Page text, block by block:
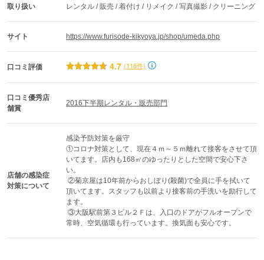
取り扱い レンタル / 販売 / 着付け / リメイク / 写真撮影 / クリーニング
サイト https://www.furisode-kikyoya.jp/shop/umeda.php
口コミ評価 4.7 (116件)
口コミ優秀店
舗賞
2016下半期レンタル・販売部門
店舗の感染症
対策について
感染予防対策を厳守
①コロナ対策として、現在４ｍ～５ｍ離れて接客をさせて頂
いてます。店内も168㎡のゆったりとした空間で安心下さ
い。
頂いてます。スタッフも以前より接客前の手洗いを励行して
ます。
常時、空気循環も行っています。換気面も安心です。